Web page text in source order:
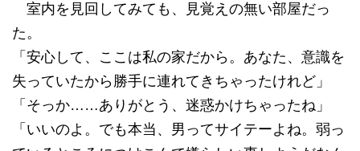
室内を見回してみても、見覚えの無い部屋だっ
た。
「安心して、ここは私の家だから。あなた、意識を
失っていたから勝手に連れてきちゃったけれど」
「そっか……ありがとう、迷惑かけちゃったね」
「いいのよ。でも本当、男ってサイテーよね。弱っ